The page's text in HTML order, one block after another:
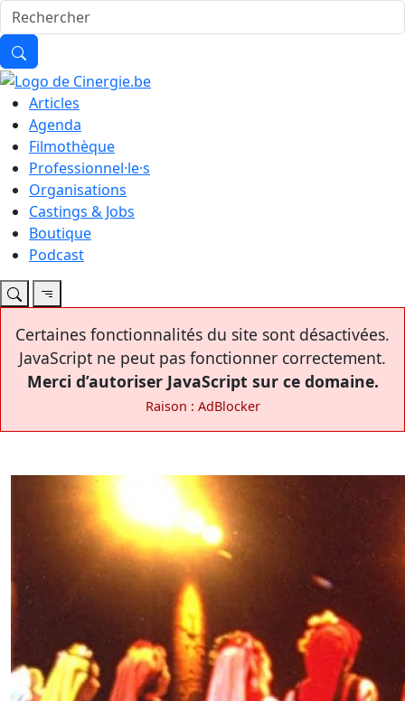
Articles
Agenda
Filmothèque
Professionnel·le·s
Organisations
Castings & Jobs
Boutique
Podcast
Certaines fonctionnalités du site sont désactivées.
JavaScript ne peut pas fonctionner correctement.
Merci d’autoriser JavaScript sur ce domaine.
Raison : AdBlocker